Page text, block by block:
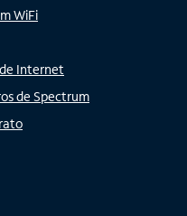
WiFi
Internet
de Spectrum